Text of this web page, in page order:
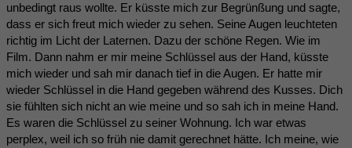
unbedingt raus wollte. Er küsste mich zur Begrünßung und sagte,
dass er sich freut mich wieder zu sehen. Seine Augen leuchteten
richtig im Licht der Laternen. Dazu der schöne Regen. Wie im
Film. Dann nahm er mir meine Schlüssel aus der Hand, küsste
mich wieder und sah mir danach tief in die Augen. Er hatte mir
wieder Schlüssel in die Hand gegeben während des Kusses. Dich
sie fühlten sich nicht an wie meine und so sah ich in meine Hand.
Es waren die Schlüssel zu seiner Wohnung. Ich war etwas
perplex, weil ich so früh nie damit gerechnet hätte. Ich meine, wie